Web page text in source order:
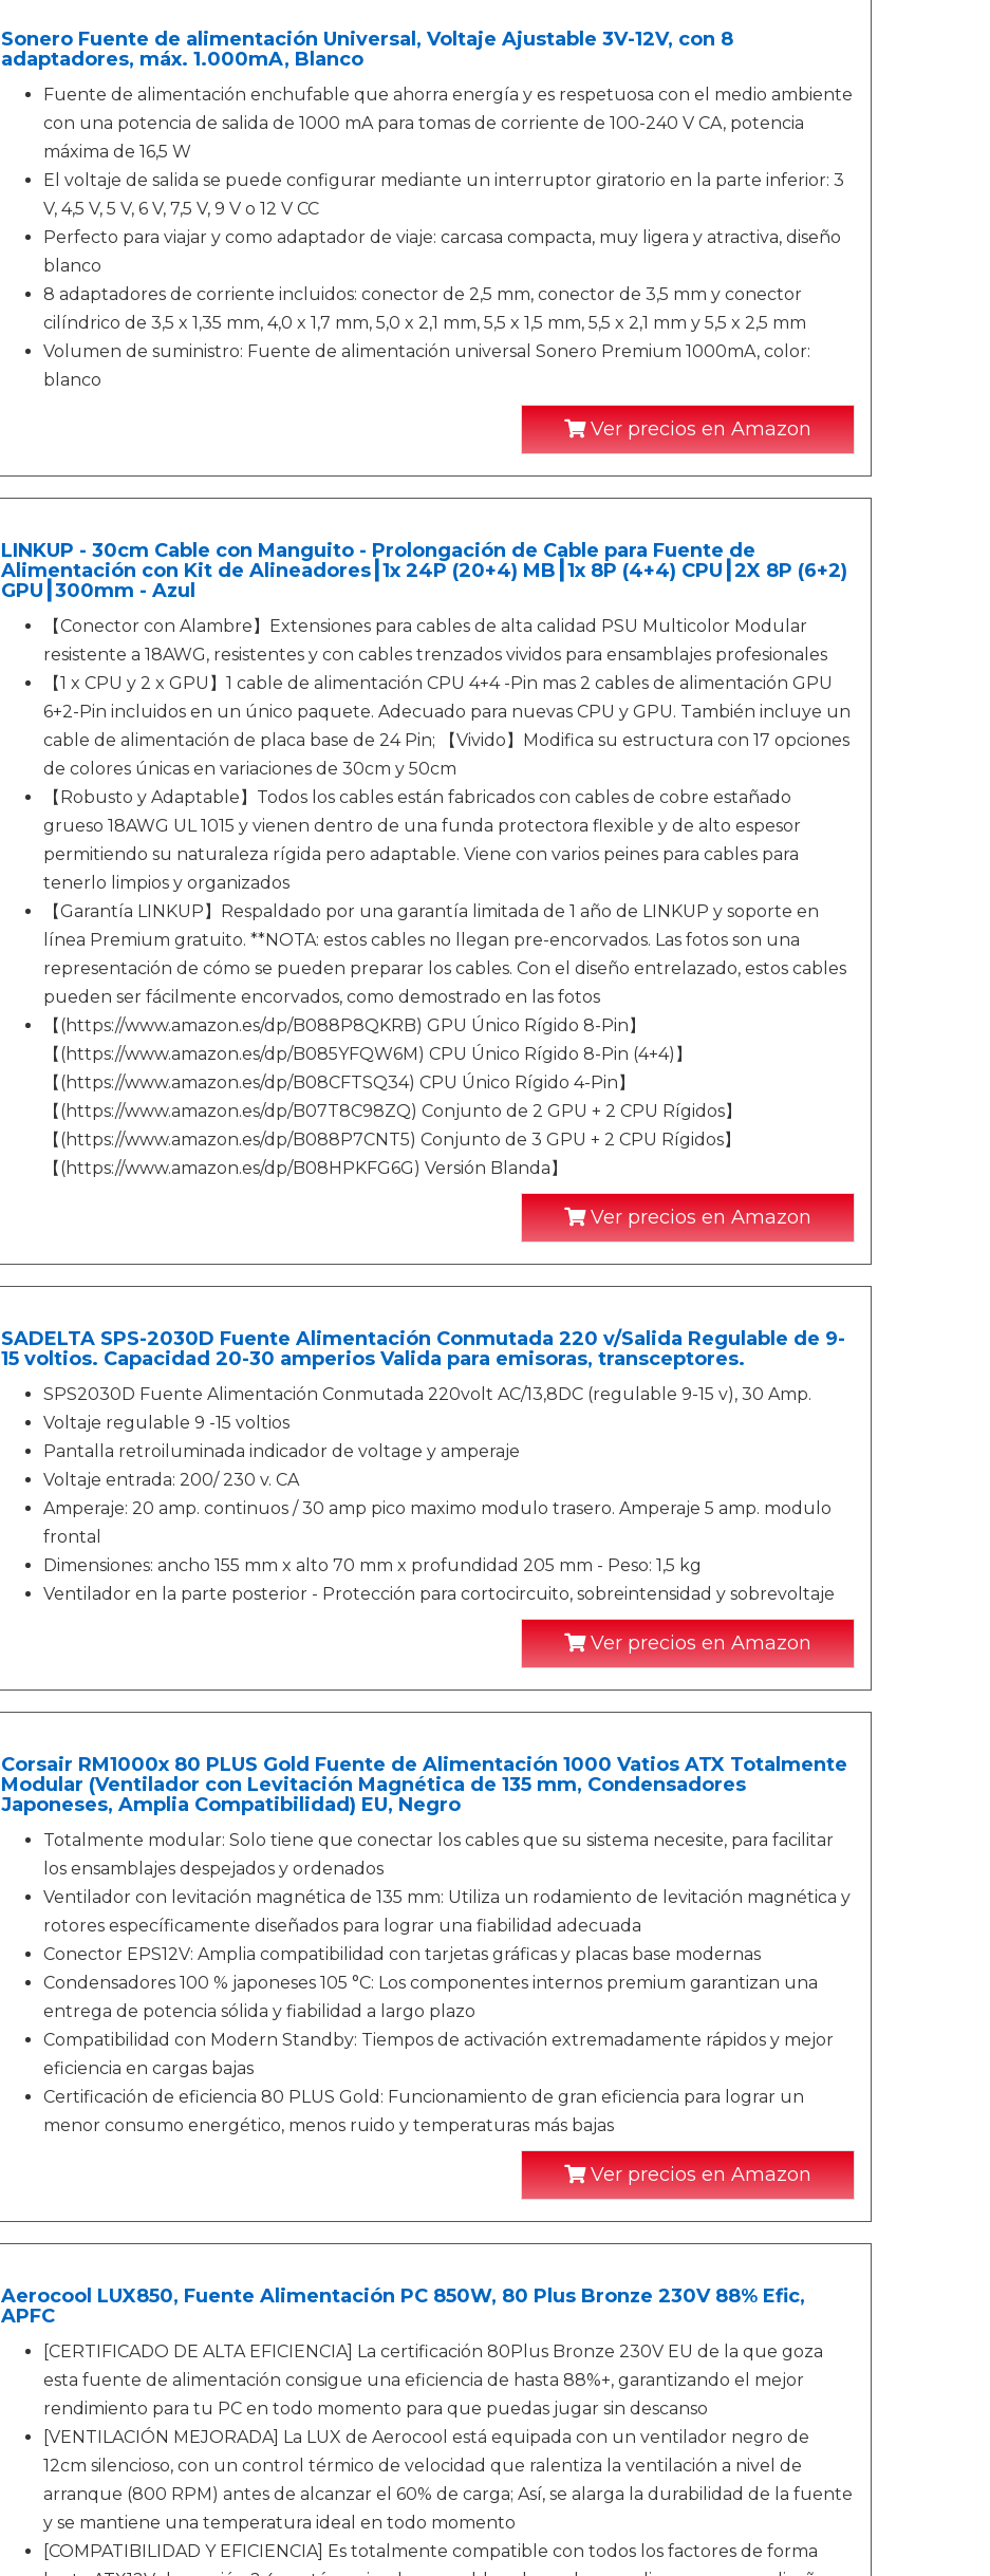
Sonero Fuente de alimentación Universal, Voltaje Ajustable 3V-12V, con 8
adaptadores, máx. 1.000mA, Blanco
Fuente de alimentación enchufable que ahorra energía y es respetuosa con el medio ambiente
con una potencia de salida de 1000 mA para tomas de corriente de 100-240 V CA, potencia
máxima de 16,5 W
El voltaje de salida se puede configurar mediante un interruptor giratorio en la parte inferior: 3
V, 4,5 V, 5 V, 6 V, 7,5 V, 9 V o 12 V CC
Perfecto para viajar y como adaptador de viaje: carcasa compacta, muy ligera y atractiva, diseño
blanco
8 adaptadores de corriente incluidos: conector de 2,5 mm, conector de 3,5 mm y conector
cilíndrico de 3,5 x 1,35 mm, 4,0 x 1,7 mm, 5,0 x 2,1 mm, 5,5 x 1,5 mm, 5,5 x 2,1 mm y 5,5 x 2,5 mm
Volumen de suministro: Fuente de alimentación universal Sonero Premium 1000mA, color:
blanco
Ver precios en Amazon
LINKUP - 30cm Cable con Manguito - Prolongación de Cable para Fuente de
Alimentación con Kit de Alineadores┃1x 24P (20+4) MB┃1x 8P (4+4) CPU┃2X 8P (6+2)
GPU┃300mm - Azul
【Conector con Alambre】Extensiones para cables de alta calidad PSU Multicolor Modular
resistente a 18AWG, resistentes y con cables trenzados vividos para ensamblajes profesionales
【1 x CPU y 2 x GPU】1 cable de alimentación CPU 4+4 -Pin mas 2 cables de alimentación GPU
6+2-Pin incluidos en un único paquete. Adecuado para nuevas CPU y GPU. También incluye un
cable de alimentación de placa base de 24 Pin; 【Vivido】Modifica su estructura con 17 opciones
de colores únicas en variaciones de 30cm y 50cm
【Robusto y Adaptable】Todos los cables están fabricados con cables de cobre estañado
grueso 18AWG UL 1015 y vienen dentro de una funda protectora flexible y de alto espesor
permitiendo su naturaleza rígida pero adaptable. Viene con varios peines para cables para
tenerlo limpios y organizados
【Garantía LINKUP】Respaldado por una garantía limitada de 1 año de LINKUP y soporte en
línea Premium gratuito. **NOTA: estos cables no llegan pre-encorvados. Las fotos son una
representación de cómo se pueden preparar los cables. Con el diseño entrelazado, estos cables
pueden ser fácilmente encorvados, como demostrado en las fotos
【(https://www.amazon.es/dp/B088P8QKRB) GPU Único Rígido 8-Pin】
【(https://www.amazon.es/dp/B085YFQW6M) CPU Único Rígido 8-Pin (4+4)】
【(https://www.amazon.es/dp/B08CFTSQ34) CPU Único Rígido 4-Pin】
【(https://www.amazon.es/dp/B07T8C98ZQ) Conjunto de 2 GPU + 2 CPU Rígidos】
【(https://www.amazon.es/dp/B088P7CNT5) Conjunto de 3 GPU + 2 CPU Rígidos】
【(https://www.amazon.es/dp/B08HPKFG6G) Versión Blanda】
Ver precios en Amazon
SADELTA SPS-2030D Fuente Alimentación Conmutada 220 v/Salida Regulable de 9-
15 voltios. Capacidad 20-30 amperios Valida para emisoras, transceptores.
SPS2030D Fuente Alimentación Conmutada 220volt AC/13,8DC (regulable 9-15 v), 30 Amp.
Voltaje regulable 9 -15 voltios
Pantalla retroiluminada indicador de voltage y amperaje
Voltaje entrada: 200/ 230 v. CA
Amperaje: 20 amp. continuos / 30 amp pico maximo modulo trasero. Amperaje 5 amp. modulo
frontal
Dimensiones: ancho 155 mm x alto 70 mm x profundidad 205 mm - Peso: 1,5 kg
Ventilador en la parte posterior - Protección para cortocircuito, sobreintensidad y sobrevoltaje
Ver precios en Amazon
Corsair RM1000x 80 PLUS Gold Fuente de Alimentación 1000 Vatios ATX Totalmente
Modular (Ventilador con Levitación Magnética de 135 mm, Condensadores
Japoneses, Amplia Compatibilidad) EU, Negro
Totalmente modular: Solo tiene que conectar los cables que su sistema necesite, para facilitar
los ensamblajes despejados y ordenados
Ventilador con levitación magnética de 135 mm: Utiliza un rodamiento de levitación magnética y
rotores específicamente diseñados para lograr una fiabilidad adecuada
Conector EPS12V: Amplia compatibilidad con tarjetas gráficas y placas base modernas
Condensadores 100 % japoneses 105 °C: Los componentes internos premium garantizan una
entrega de potencia sólida y fiabilidad a largo plazo
Compatibilidad con Modern Standby: Tiempos de activación extremadamente rápidos y mejor
eficiencia en cargas bajas
Certificación de eficiencia 80 PLUS Gold: Funcionamiento de gran eficiencia para lograr un
menor consumo energético, menos ruido y temperaturas más bajas
Ver precios en Amazon
Aerocool LUX850, Fuente Alimentación PC 850W, 80 Plus Bronze 230V 88% Efic,
APFC
[CERTIFICADO DE ALTA EFICIENCIA] La certificación 80Plus Bronze 230V EU de la que goza
esta fuente de alimentación consigue una eficiencia de hasta 88%+, garantizando el mejor
rendimiento para tu PC en todo momento para que puedas jugar sin descanso
[VENTILACIÓN MEJORADA] La LUX de Aerocool está equipada con un ventilador negro de
12cm silencioso, con un control térmico de velocidad que ralentiza la ventilación a nivel de
arranque (800 RPM) antes de alcanzar el 60% de carga; Así, se alarga la durabilidad de la fuente
y se mantiene una temperatura ideal en todo momento
[COMPATIBILIDAD Y EFICIENCIA] Es totalmente compatible con todos los factores de forma